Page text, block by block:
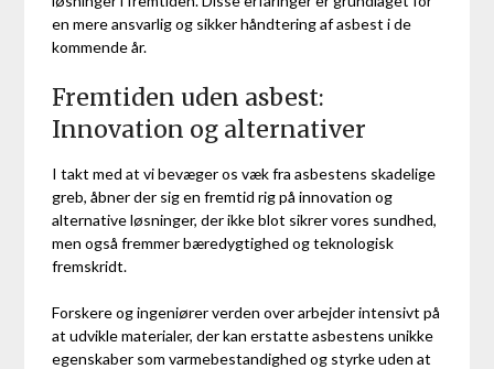
en mere ansvarlig og sikker håndtering af asbest i de
kommende år.
Fremtiden uden asbest:
Innovation og alternativer
I takt med at vi bevæger os væk fra asbestens skadelige
greb, åbner der sig en fremtid rig på innovation og
alternative løsninger, der ikke blot sikrer vores sundhed,
men også fremmer bæredygtighed og teknologisk
fremskridt.
Forskere og ingeniører verden over arbejder intensivt på
at udvikle materialer, der kan erstatte asbestens unikke
egenskaber som varmebestandighed og styrke uden at